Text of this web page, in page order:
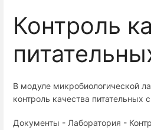
Контроль
В модуле микробиологической
контроль качества питательных
Документы - Лаборатория -